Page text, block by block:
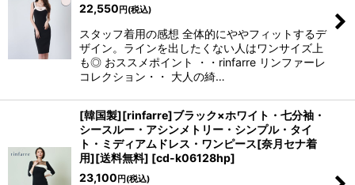
22,550 円 (税込)
スタッフ着用の感想 全体的にややフィットするデ
ザイン。ラインを出したくない人はワンサイズ上
も◎ おススメポイント ・・rinfarre リンファーレ
コレクション・・ 大人の綺…
[韓国製][rinfarre]ブラック×ホワイト・七分袖・
シースルー・アシンメトリー・シンプル・タイ
ト・ミディアムドレス・ワンピース[奈月セナ着
用][送料無料] [cd-k06128hp]
23,100 円 (税込)